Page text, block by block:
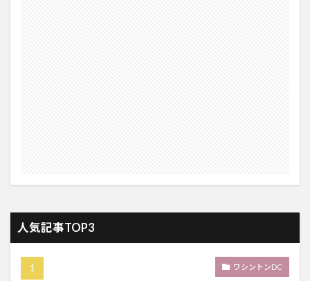
人気記事TOP3
ワシントンDC